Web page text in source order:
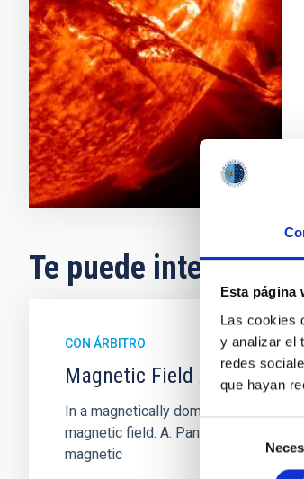
Esta página
Las cookies
y analizar el
redes
que hayan
consentimiento
Te puede interesar
CON ÁRBITRO
Magnetic Field Alignment
In a magnetically dominated model
magnetic field. A. Pandhi et al.
magnetic